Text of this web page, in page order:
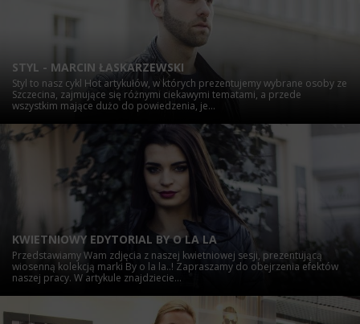
STYL - MARCIN ŁASKARZEWSKI
Styl to nasz cykl Hot artykułów, w których prezentujemy wybrane osoby ze
Szczecina, zajmujące się różnymi ciekawymi tematami, a przede
wszystkim mające dużo do powiedzenia, je...
KWIETNIOWY EDYTORIAL BY O LA LA
Przedstawiamy Wam zdjęcia z naszej kwietniowej sesji, prezentującą
wiosenną kolekcją marki By o la la..! Zapraszamy do obejrzenia efektów
naszej pracy. W artykule znajdziecie...